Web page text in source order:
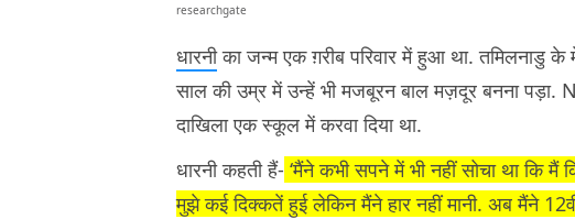
researchgate
धारनीका जन्म एक ग़रीब परिवार में हुआ था. तमिलनाडु
साल की उम्र में उन्हें भी मजबूरन बाल मज़दूर बनना पड़ा.
दाखिला एक स्कूल में करवा दिया था.
धारनी कहती हैं- ‘मैंने कभी सपने में भी नहीं सोचा था
मुझे कई दिक्कतें हुई लेकिन मैंने हार नहीं मानी. अब मैंने